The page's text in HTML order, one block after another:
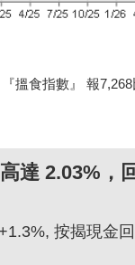
搵食指數』 報
達 2.03%，
按揭現金